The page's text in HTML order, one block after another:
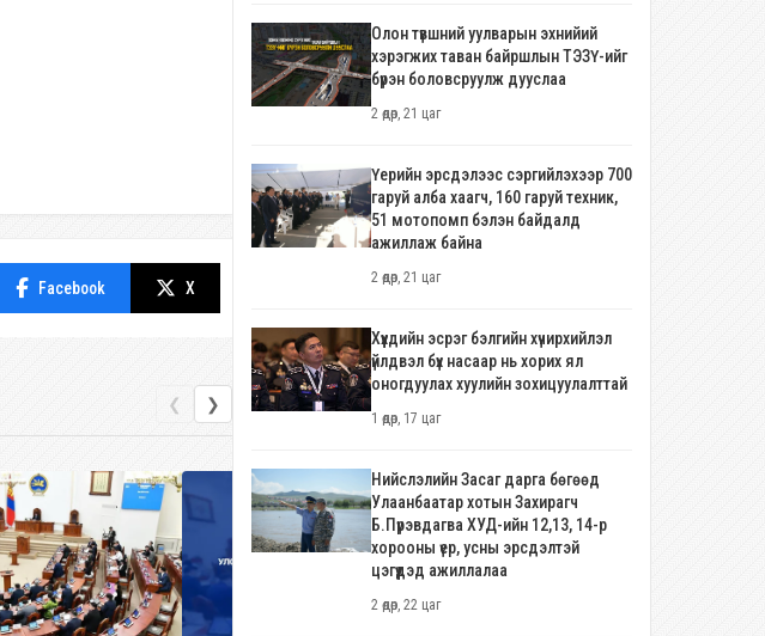
Facebook X
❮ ❯
Олон түвшний уулварын эхнийий
хэрэгжих таван байршлын ТЭЗҮ-ийг
бүрэн боловсруулж дууслаа
2 өдөр, 21 цаг
Үерийн эрсдэлээс сэргийлэхээр 700
гаруй алба хаагч, 160 гаруй техник,
51 мотопомп бэлэн байдалд
ажиллаж байна
2 өдөр, 21 цаг
Хүүхдийн эсрэг бэлгийн хүчирхийлэл
үйлдвэл бүх насаар нь хорих ял
оногдуулах хуулийн зохицуулалттай
1 өдөр, 17 цаг
Нийслэлийн Засаг дарга бөгөөд
Улаанбаатар хотын Захирагч
Б.Пүрэвдагва ХУД-ийн 12,13, 14-р
хорооны үер, усны эрсдэлтэй
цэгүүдэд ажиллалаа
2 өдөр, 22 цаг